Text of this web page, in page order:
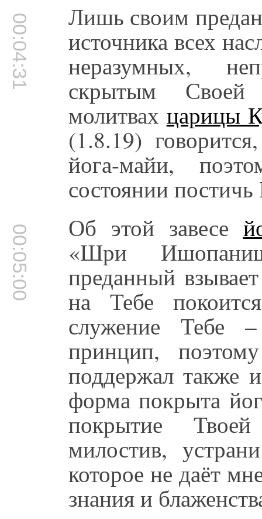
00:04:31 Лишь своим
источника всех
неразумных,
скрытым Своей
молитвах царицы
(1.8.19)
йога-майи,
состоянии постичь
00:05:00 Об этой завесе
«Шри
преданный
на Тебе
служение Тебе
принцип,
поддержал также
форма покрыта
покрытие
милостив,
которое не даёт
знания и